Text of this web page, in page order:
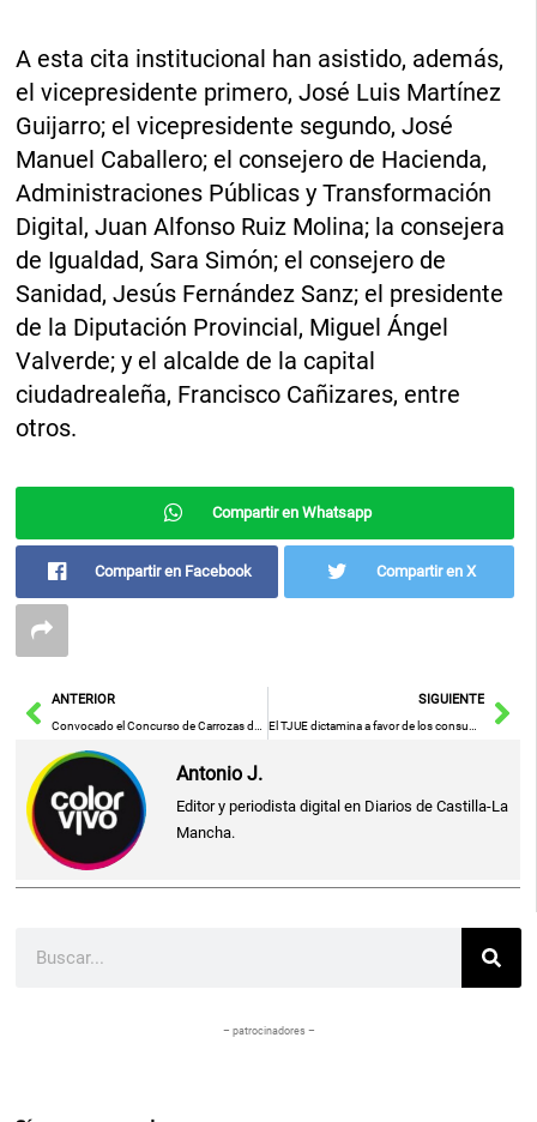
A esta cita institucional han asistido, además,
el vicepresidente primero, José Luis Martínez
Guijarro; el vicepresidente segundo, José
Manuel Caballero; el consejero de Hacienda,
Administraciones Públicas y Transformación
Digital, Juan Alfonso Ruiz Molina; la consejera
de Igualdad, Sara Simón; el consejero de
Sanidad, Jesús Fernández Sanz; el presidente
de la Diputación Provincial, Miguel Ángel
Valverde; y el alcalde de la capital
ciudadrealeña, Francisco Cañizares, entre
otros.
Compartir en Whatsapp
Compartir en Facebook Compartir en X
AntANTERIOR
Convocado el Concurso de Carrozas de la Feria de Albacete 2023 el plazo de recepción de solicitudes finaliza el 24 de julio
SIGUIENTE
El TJUE dictamina a favor de los consumidores afectados por la comercialización abusiva del IRPH
Antonio J.
Editor y periodista digital en Diarios de Castilla-La
Mancha.
– patrocinadores –